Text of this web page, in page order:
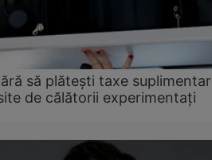
să plătești taxe
de călătorii experimentați